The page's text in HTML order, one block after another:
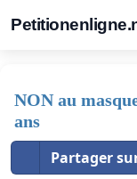
NON au
ans
Partager